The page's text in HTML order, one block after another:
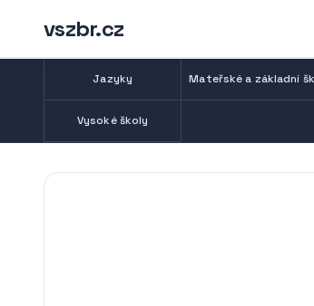
vszbr.cz
Jazyky Mateřské a základní
Vysoké školy